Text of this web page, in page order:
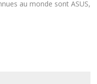
au monde sont ASUS,